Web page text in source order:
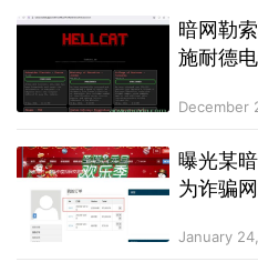
暗网勒
施耐德
December
曝光某
为诈骗
January